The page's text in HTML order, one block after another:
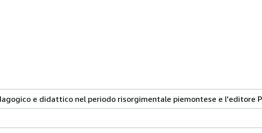
e didattico nel periodo risorgimentale piemontese e l'editore